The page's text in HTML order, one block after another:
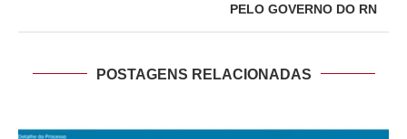
PELO GOVERNO DO RN
POSTAGENS RELACIONADAS